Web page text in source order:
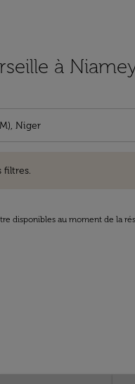
à
filtres.
disponibles au moment de la